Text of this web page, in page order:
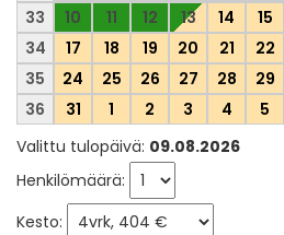
33
10 11 12 13 14 15
34
17 18 19 20 21 22
35
24 25 26 27 28 29
36
31 1 2 3 4 5
Valittu tulopäivä: 09.08.2026
Henkilömäärä:
Kesto: